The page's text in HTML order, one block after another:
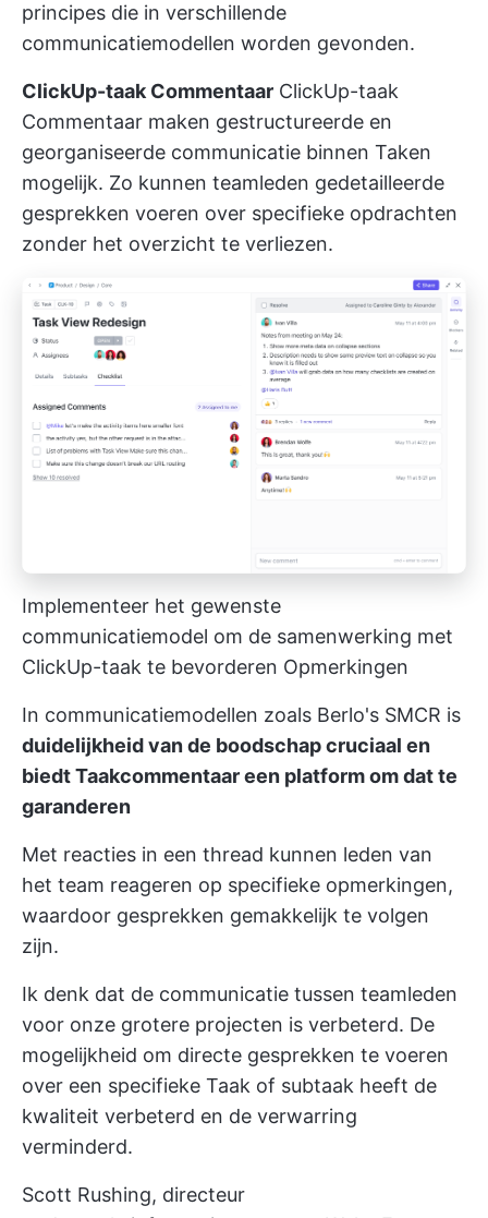
principes die in verschillende
communicatiemodellen worden gevonden.
ClickUp-taak Commentaar ClickUp-taak
Commentaar maken gestructureerde en
georganiseerde communicatie binnen Taken
mogelijk. Zo kunnen teamleden gedetailleerde
gesprekken voeren over specifieke opdrachten
zonder het overzicht te verliezen.
Implementeer het gewenste
communicatiemodel om de samenwerking met
ClickUp-taak te bevorderen Opmerkingen
In communicatiemodellen zoals Berlo's SMCR is
duidelijkheid van de boodschap cruciaal en
biedt Taakcommentaar een platform om dat te
garanderen
Met reacties in een thread kunnen leden van
het team reageren op specifieke opmerkingen,
waardoor gesprekken gemakkelijk te volgen
zijn.
Ik denk dat de communicatie tussen teamleden
voor onze grotere projecten is verbeterd. De
mogelijkheid om directe gesprekken te voeren
over een specifieke Taak of subtaak heeft de
kwaliteit verbeterd en de verwarring
verminderd.
Scott Rushing, directeur